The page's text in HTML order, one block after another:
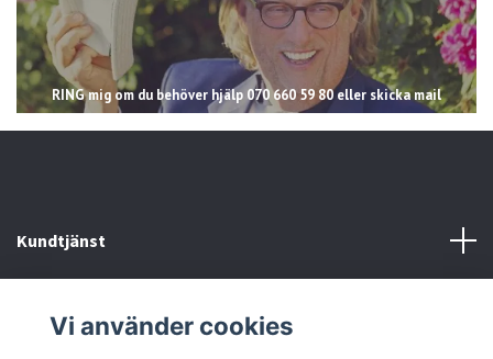
RING mig om du behöver hjälp 070 660 59 80 eller skicka mail
Kundtjänst
Vi använder cookies